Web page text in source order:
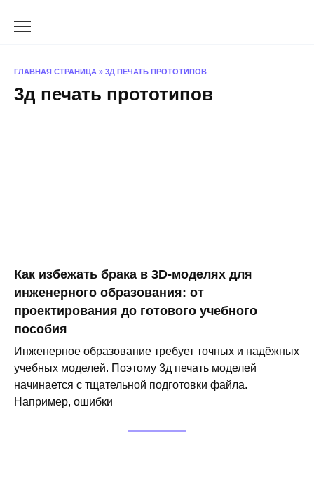
ГЛАВНАЯ СТРАНИЦА » 3Д ПЕЧАТЬ ПРОТОТИПОВ
3д печать прототипов
Как избежать брака в 3D-моделях для
инженерного образования: от
проектирования до готового учебного
пособия
Инженерное образование требует точных и надёжных
учебных моделей. Поэтому 3д печать моделей
начинается с тщательной подготовки файла.
Например, ошибки